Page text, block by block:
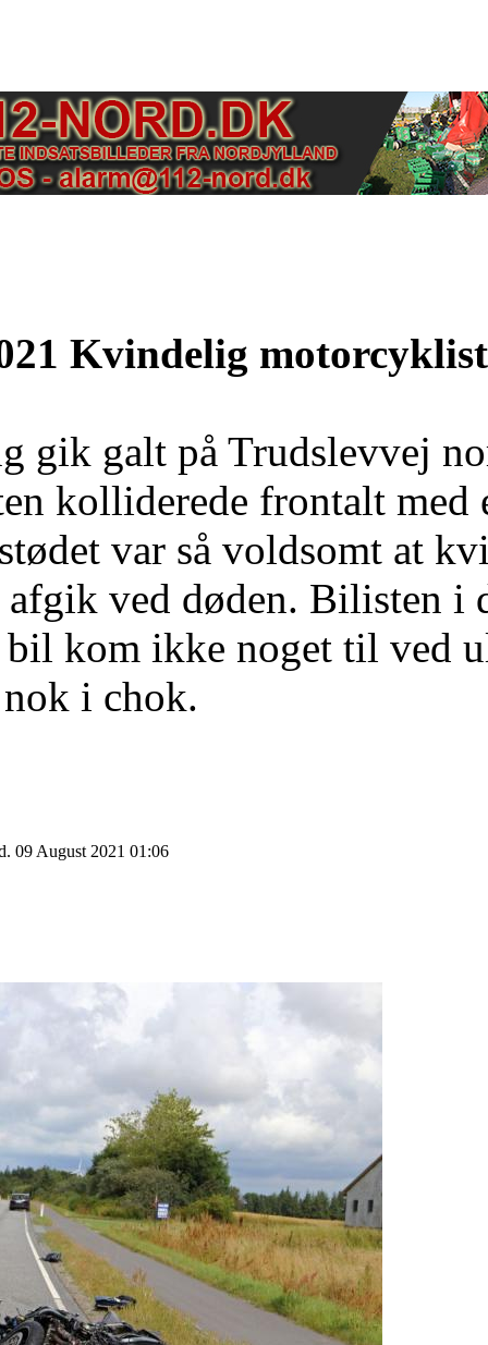
Kvindelig
gik galt på Trudslevvej
kolliderede frontalt med
var så voldsomt at
ved døden. Bilisten i
bil kom ikke noget til ved
i chok.
09 August 2021 01:06